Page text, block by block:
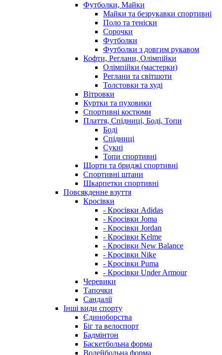
Футболки, Майки
Майки та безрукавки спортивні
Поло та теніски
Сорочки
Футболки
Футболки з довгим рукавом
Кофти, Реглани, Олімпійки
Олімпійки (мастерки)
Реглани та світшоти
Толстовки та худі
Вітровки
Куртки та пуховики
Спортивні костюми
Плаття, Спідниці, Боді, Топи
Боді
Спідниці
Сукні
Топи спортивні
Шорти та бриджі спортивні
Спортивні штани
Шкарпетки спортивні
Повсякденне взуття
Кросівки
- Кросівки Adidas
- Кросівки Joma
- Кросівки Jordan
- Кросівки Kelme
- Кросівки New Balance
- Кросівки Nike
- Кросівки Puma
- Кросівки Under Armour
Черевики
Тапочки
Сандалії
Інші види спорту
Єдиноборства
Біг та велоспорт
Бадмінтон
Баскетбольна форма
Волейбольна форма